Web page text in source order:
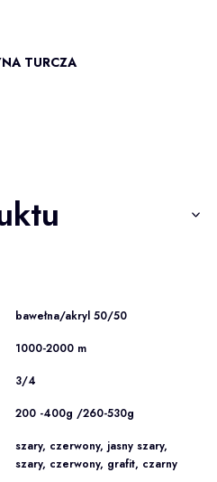
TURCZA
bawełna/akryl 50/50
1000-2000 m
3/4
200 -400g /260-530g
szary, czerwony, jasny szary,
szary, czerwony, grafit, czarny